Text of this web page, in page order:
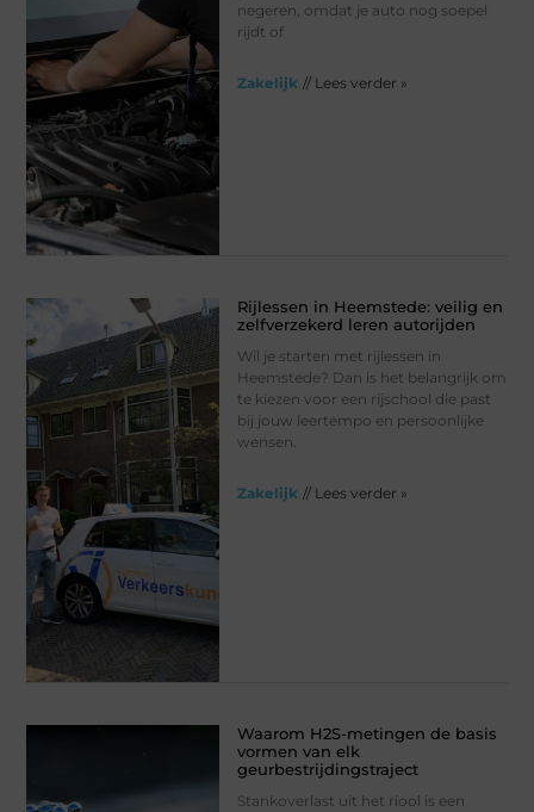
negeren, omdat je auto nog soepel
rijdt of
Zakelijk // Lees verder »
Rijlessen in Heemstede: veilig en
zelfverzekerd leren autorijden
Wil je starten met rijlessen in
Heemstede? Dan is het belangrijk om
te kiezen voor een rijschool die past
bij jouw leertempo en persoonlijke
wensen.
Zakelijk // Lees verder »
Waarom H2S-metingen de basis
vormen van elk
geurbestrijdingstraject
Stankoverlast uit het riool is een